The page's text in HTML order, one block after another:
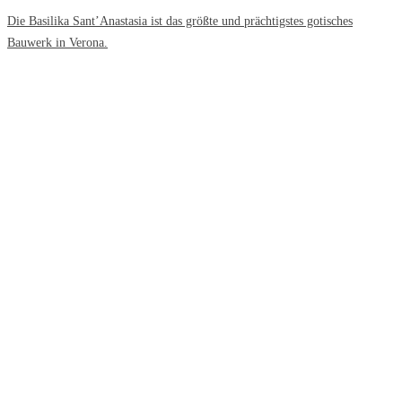
Die Basilika Sant’Anastasia ist das größte und prächtigstes gotisches
Bauwerk in Verona.